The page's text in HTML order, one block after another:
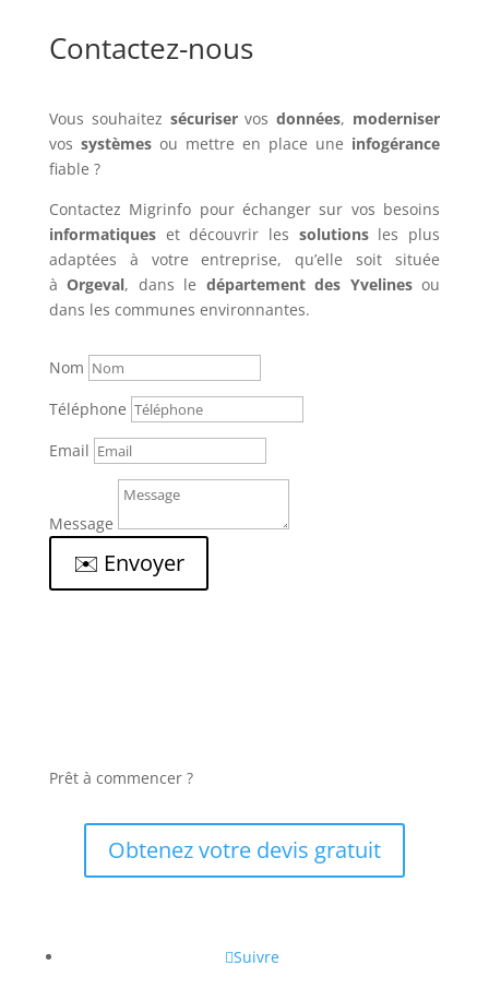
Contactez-nous
Vous souhaitez sécuriservosdonnées, moderniser
vos systèmesou mettre en place une infogérance
fiable ?
Contactez Migrinfo pour échanger sur vos besoins
informatiqueset découvrir les solutionsles plus
adaptées à votre entreprise, qu’elle soit située
àOrgeval, dans le département des Yvelinesou
dans les communes environnantes.
Nom
Téléphone
Email
Message
✉️ Envoyer
Prêt à commencer ?
Obtenez votre devis gratuit
Suivre